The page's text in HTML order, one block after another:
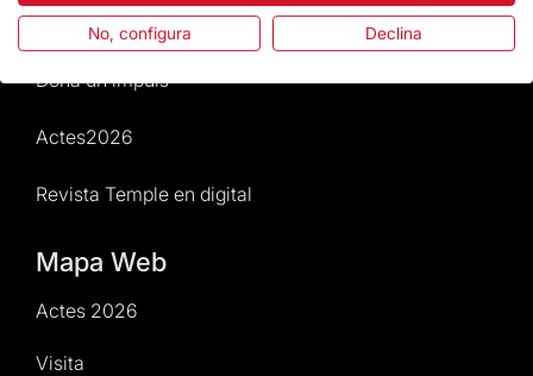
Agenda
Dona un impuls
Actes2026
Revista Temple en digital
Mapa Web
Actes 2026
Visita
No, configura Declina